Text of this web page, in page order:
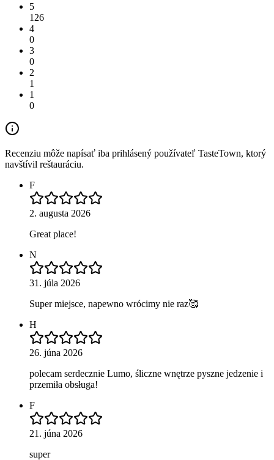
5
126
4
0
3
0
2
1
1
0
Recenziu môže napísať iba prihlásený používateľ TasteTown, ktorý
navštívil reštauráciu.
F
2. augusta 2026
Great place!
N
31. júla 2026
Super miejsce, napewno wrócimy nie raz🥰
H
26. júna 2026
polecam serdecznie Lumo, śliczne wnętrze pyszne jedzenie i
przemiła obsługa!
F
21. júna 2026
super